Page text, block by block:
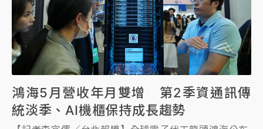
鴻海5月營收年月雙增 第2季資通訊傳
統淡季、AI機櫃保持成長趨勢